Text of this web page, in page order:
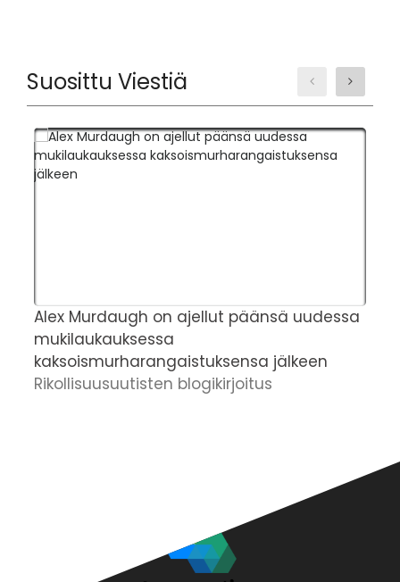
Suosittu Viestiä
Alex Murdaugh on ajellut päänsä uudessa
mukilaukauksessa
kaksoismurharangaistuksensa jälkeen
Rikollisuusuutisten blogikirjoitus